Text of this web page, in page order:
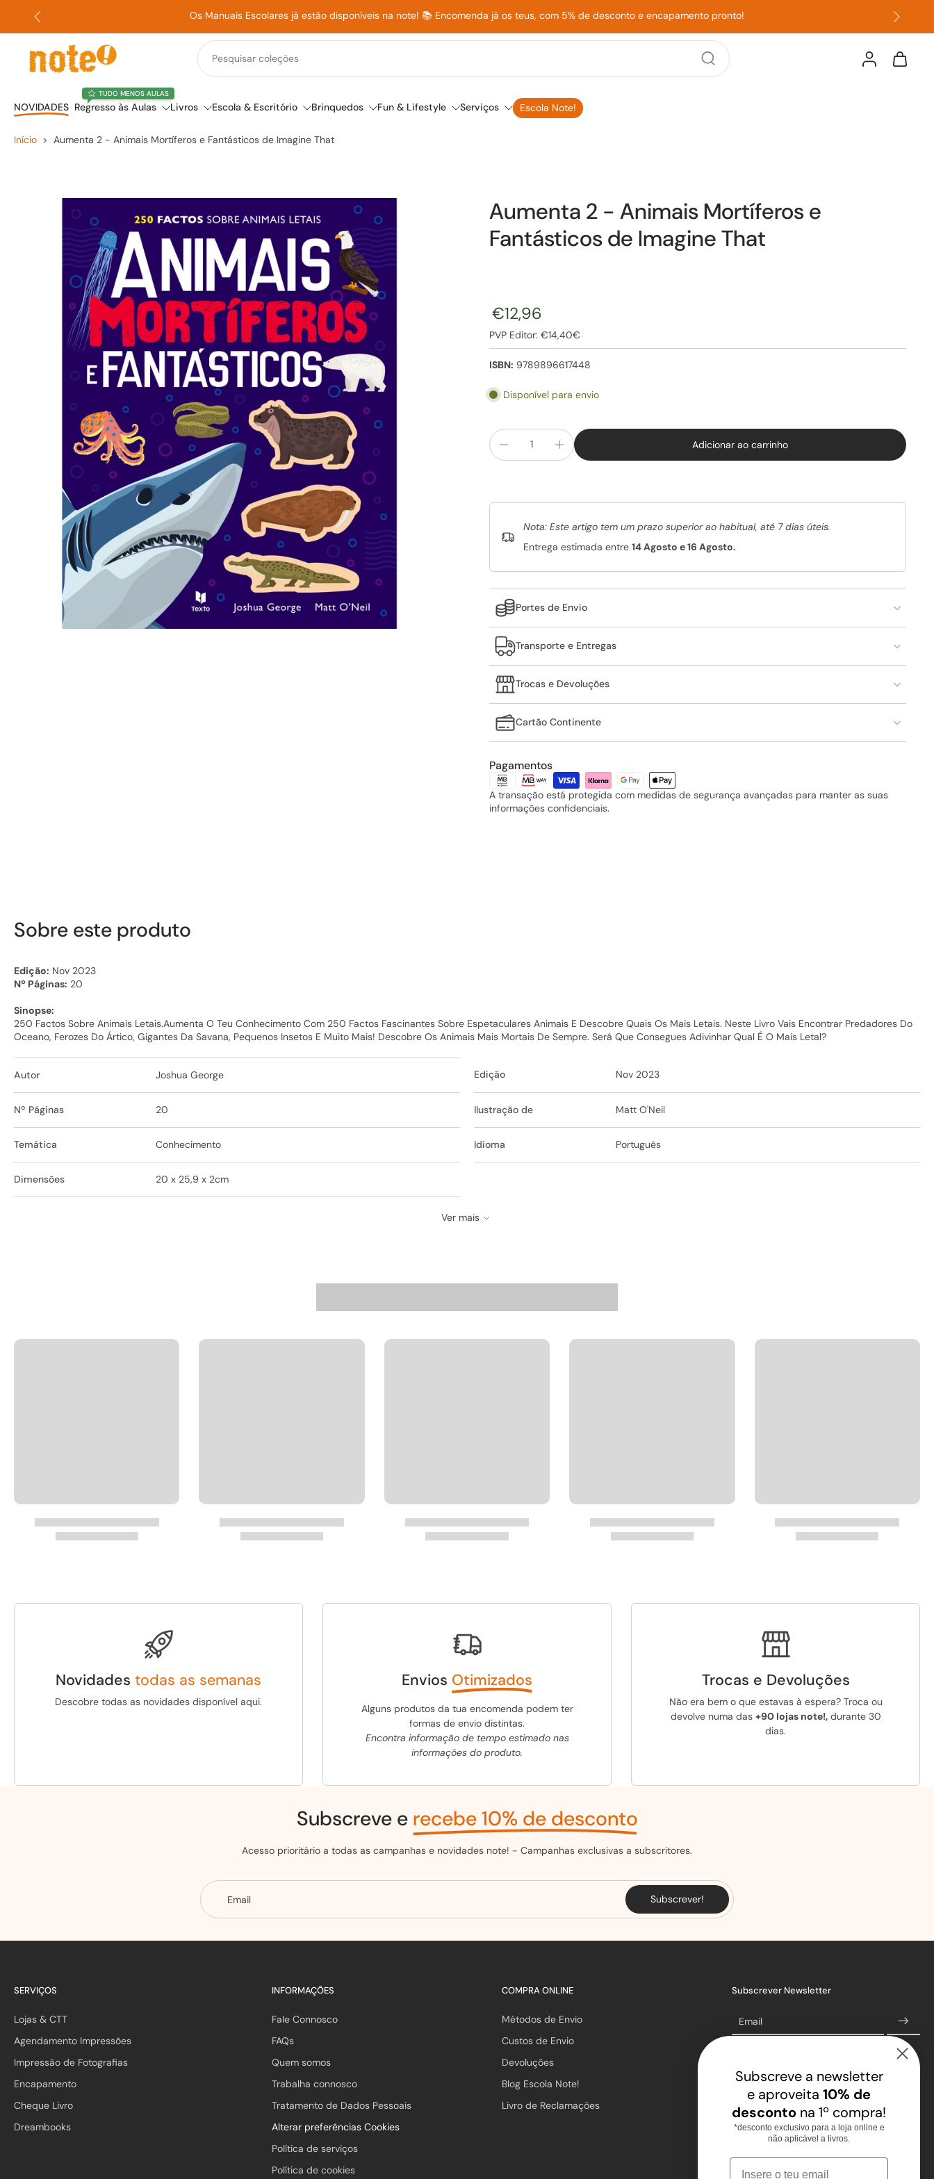
Saltar
para
conteúdo
Os Manuais Escolares já estão disponíveis na note! 📚 Encomenda já os teus, com 5% de desconto e encapamento pronto!
NOVIDADES Regresso às Aulas
TUDO MENOS AULAS
Livros Escola & Escritório Brinquedos Fun & Lifestyle Serviços Escola Note!
Início > Aumenta 2 - Animais Mortíferos e Fantásticos de Imagine That
informação
Aumenta 2 - Animais Mortíferos e
Fantásticos de Imagine That
€12,96
PVP Editor: €14,40€
ISBN: 9789896617448
Disponível para envio
Adicionar ao carrinho
Nota: Este artigo tem um prazo superior ao habitual, até 7 dias úteis.
Entrega estimada entre 14 Agosto e 16 Agosto.
Portes de Envio
Transporte e Entregas
Trocas e Devoluções
Cartão Continente
Pagamentos
A transação está protegida com medidas de segurança avançadas para manter as suas
informações confidenciais.
Sobre este produto
Edição: Nov 2023
Nº Páginas: 20
Sinopse:
250 Factos Sobre Animais Letais.Aumenta O Teu Conhecimento Com 250 Factos Fascinantes Sobre Espetaculares Animais E Descobre Quais Os Mais Letais. Neste Livro Vais Encontrar Predadores Do
Oceano, Ferozes Do Ártico, Gigantes Da Savana, Pequenos Insetos E Muito Mais! Descobre Os Animais Mais Mortais De Sempre. Será Que Consegues Adivinhar Qual É O Mais Letal?
Autor Joshua George Edição Nov 2023
Nº Páginas 20 Ilustração de Matt O'Neil
Temática Conhecimento Idioma Português
Dimensões 20 x 25,9 x 2cm
Ver mais
Novidades todas as semanas
Descobre todas as novidades disponível aqui.
Envios Otimizados
Alguns produtos da tua encomenda podem ter
formas de envio distintas.
Encontra informação de tempo estimado nas
informações do produto.
Trocas e Devoluções
Não era bem o que estavas à espera? Troca ou
devolve numa das +90 lojas note!,durante 30
dias.
Subscreve e recebe 10% de desconto
Acesso prioritário a todas as campanhas e novidades note! - Campanhas exclusivas a subscritores.
Email Subscrever!
SERVIÇOS
Lojas & CTT
Agendamento Impressões
Impressão de Fotografias
Encapamento
Cheque Livro
Dreambooks
INFORMAÇÕES
Fale Connosco
FAQs
Quem somos
Trabalha connosco
Tratamento de Dados Pessoais
Alterar preferências Cookies
Política de serviços
Política de cookies
COMPRA ONLINE
Métodos de Envio
Custos de Envio
Devoluções
Blog Escola Note!
Livro de Reclamações
Subscrever Newsletter
Email
Subscreve a newsletter
e aproveita 10% de
desconto na 1º compra!
*desconto exclusivo para a loja online e
não aplicável a livros.
Email